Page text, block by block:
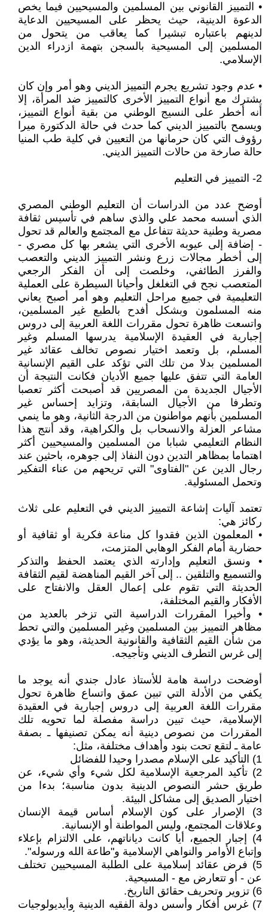
• التمييز القانوني بين المسلمين والمسيحيين فيما يخص
الدعوة الدينية، حيث يحظر على المسيحيين الدعاية
لدينهم باعتباره تبشيرا كما يعاقب من يتحول من
المسلمين إلى المسيحية بالسجن بتهمة ازدراء الدين
الإسلامي.
• عدم وجود تشريع يجرم التمييز الديني وهو أمر وإن كان
يشترك مع أنواع التمييز الأخرى كالتمييز ضد المرأة، إلا
أنه أخطر على النسيج الوطني من بقية أنواع التمييز،
ويسمح بالتمييز الديني كما حدث في حالة الدكتورة ميرا
رؤوف التي كان حرمانها من التعيين في كلية طب المنيا
حالة صارخة من حالات التمييز الديني.
2- التمييز في التعليم
أوضح عدد من الدراسات أن التعليم الوطني المصري
الذي أسسه محمد علي والذي ساهم في تأسيس ثقافة
مصرية وطنية حديثة تتفاعل مع المجتمع والعالم قد تحول
- إضافة إلى عيوبه الأخرى التي يشعر بها كل مصري -
إلى أخطر مجالات زرع ونشر التمييز الديني والتعصب
والفرز الطائفي، وخلصت إلى أن الفكر الرجعي
المتعصب نجح في التغلغل وأحيانا السيطرة على العملية
التعليمية في جميع مراحل التعليم وهو أمر أصبح يعاني
منه المسلمون وبشكل أفدح بالطبع غير المسلمين،
واتسعت ظاهرة تحول مقررات اللغة العربية إلى دروس
إجبارية في العقيدة الإسلامية يدرسها المسلم وغير
المسلم، بل وتعمد اختيار نصوص تخالف عقائد غير
المسلمين بدلا من تلك التي تؤكد على القيم الإنسانية
العامة التي تتفق عليها جميع الأديان فكانت النتيجة أن
الأجيال الجديدة من المصريين قد أصبحت أكثر تعصبا
وتطرفا من الأجيال السابقة، وتزايد إحساس غير
المسلمين بأنهم مواطنون من الدرجة الثانية، وهو ما ينمي
مشاعر العزلة والانسحاب بل والكراهية، وقد أنتج هذا
النظام التعليمي شبابا من المسلمين والمسيحيين أكثر
اهتماما بمظاهر التدين دون النفاذ إلى جوهره، باحثين عند
رجال الدين عن "الفتاوى" التي تريحهم من عناء التفكير
وتحمل المسئولية.
تعتمد آليات إشاعة التمييز الديني في التعليم على ثلاث
ركائز هي:
• المعلمون الذين فقدوا كل مناعة فكرية أو ثقافية أو
حضارية أمام الفكر الوهابي المتزمت،
• ونسق التعليم وإدارته الذي يعتمد الحفظ والتذكر
والتسميع والتلقين .. إلى آخر القيم المناهضة لقيم الثقافة
الحديثة التي تقوم على إعمال العقل والانفتاح على
الأفكار والقيم المختلفة،
• وأخيرا المقررات الدراسية التي تزخر بالعديد من
مظاهر التمييز بين المسلمين وغير المسلمين والتي تحط
من شأن القيم الثقافية والقانونية الحديثة، وهو ما يؤدي
إلى غرس التطرف الديني وتأجيجه.
أوضحت دراسة هامة للأستاذ عادل جندي أنه يوجد ما
يكفي من الأدلة التي تبين عمق واتساع ظاهرة تحول
مقررات اللغة العربية إلى دروس إجبارية في العقيدة
الإسلامية، حيث تبين دراسة مفصلة لما تحويه تلك
المقررات من نصوص دينية أنه يمكن تصنيفها ـ بصفة
عامة ـ لتقع تحت بنود وأهداف مختلفة، مثل:
1) التأكيد على الإسلام مصدرا وحيدا للفضائل
2) تأكيد المرجعية الإسلامية لكل شيء وأي شيء، عن
طريق حشر النصوص الدينية بدون مناسبة؛ بدءا من
اختيار الصديق إلى مشاكل البيئة.
3) الإصرار على كون الإسلام أساس قيمة الإنسان
وعلاقات المجتمع، وليس المواطنة أو الإنسانية.
4) إجبار الجميع، أيا كانت دياناتهم، على الالتزام بإعلاء
وإتباع الأوامر والنواهي الإسلامية و"طاعة الله ورسوله".
5) فرض عقائد إسلامية على الطلبة المسيحيين تختلف
عن - أو تتعارض مع - المسيحية.
6) تزوير وتحريف حقائق التاريخ.
7) غرس أفكار وأسس دولة الفقيه الدينية وأيديولوجيات